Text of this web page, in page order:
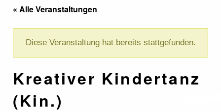
« Alle Veranstaltungen
Diese Veranstaltung hat bereits stattgefunden.
Kreativer Kindertanz
(Kin.)